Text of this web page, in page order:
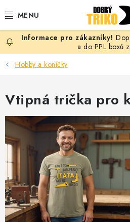
na
PRO ŽENY
PRO MUŽE
PRO DĚTI
DOPLŇKY
PRO PÁRY
VLASTNÍ MOTIV
TRIČKA
a do PPL boxů
Hobby a koníčky
Vtipná trička pro